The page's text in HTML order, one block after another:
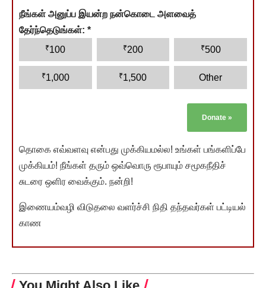
நீங்கள் அனுப்ப இயன்ற நன்கொடை அளவைத்
தேர்ந்தெடுங்கள்: *
₹100 ₹200 ₹500
₹1,000 ₹1,500 Other
Donate »
தொகை எவ்வளவு என்பது முக்கியமல்ல! உங்கள் பங்களிப்பே
முக்கியம்! நீங்கள் தரும் ஒவ்வொரு ரூபாயும் சமூகநீதிச்
சுடரை ஒளிர வைக்கும். நன்றி!
இணையம்வழி விடுதலை வளர்ச்சி நிதி தந்தவர்கள் பட்டியல்
காண